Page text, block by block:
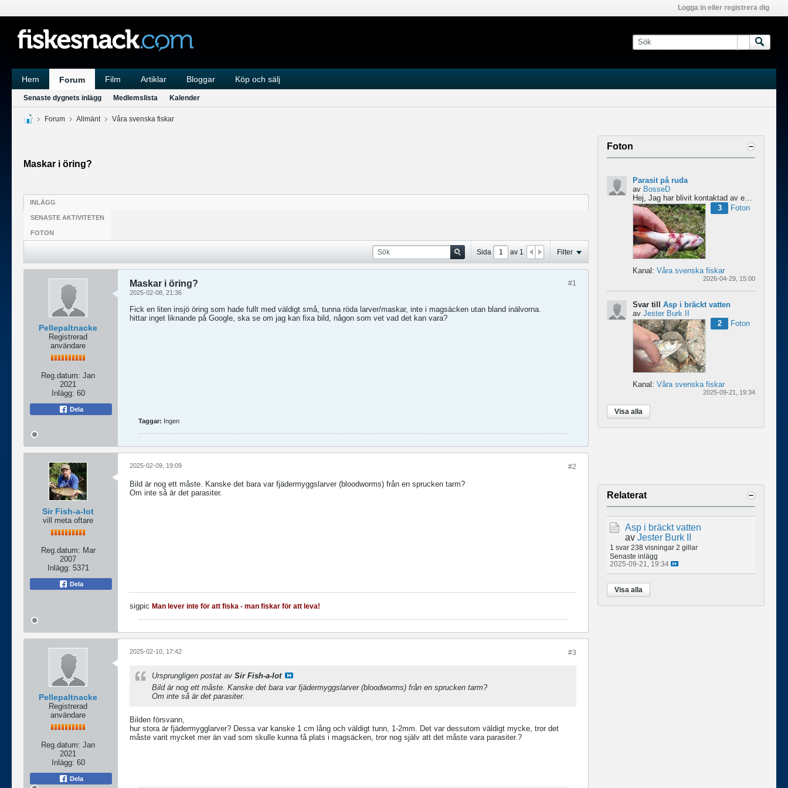
Logga in eller registrera dig
Hem Forum Film Artiklar Bloggar Köp och sälj
Senaste dygnets inlägg Medlemslista Kalender
Forum Allmänt Våra svenska fiskar
Maskar i öring?
INLÄGG
SENASTE AKTIVITETEN
FOTON
Sida av 1 Filter
Pellepaltnacke
Registrerad
användare
Reg.datum: Jan
2021
Inlägg: 60
Dela
#1
Maskar i öring?
2025-02-08, 21:36
Fick en liten insjö öring som hade fullt med väldigt små, tunna röda larver/maskar, inte i magsäcken utan bland inälvorna.
hittar inget liknande på Google, ska se om jag kan fixa bild, någon som vet vad det kan vara?
Taggar: Ingen
Sir Fish-a-lot
vill meta oftare
Reg.datum: Mar
2007
Inlägg: 5371
Dela
#2
2025-02-09, 19:09
Bild är nog ett måste. Kanske det bara var fjädermyggslarver (bloodworms) från en sprucken tarm?
Om inte så är det parasiter.
sigpic Man lever inte för att fiska - man fiskar för att leva!
Pellepaltnacke
Registrerad
användare
Reg.datum: Jan
2021
Inlägg: 60
Dela
#3
2025-02-10, 17:42
Ursprungligen postat av Sir Fish-a-lot
Bild är nog ett måste. Kanske det bara var fjädermyggslarver (bloodworms) från en sprucken tarm?
Om inte så är det parasiter.
Bilden försvann,
hur stora är fjädermygglarver? Dessa var kanske 1 cm lång och väldigt tunn, 1-2mm. Det var dessutom väldigt mycke, tror det
måste varit mycket mer än vad som skulle kunna få plats i magsäcken, tror nog själv att det måste vara parasiter.?
Foton
Parasit på ruda
av BosseD
Hej, Jag har blivit kontaktad av en forskare från Polen som är på jakt efter material av...
3
Foton
Kanal: Våra svenska fiskar
2026-04-29, 15:00
Svar till Asp i bräckt vatten
av Jester Burk II
2
Foton
Kanal: Våra svenska fiskar
2025-09-21, 19:34
Visa alla
Relaterat
Asp i bräckt vatten
av Jester Burk II
1 svar 238 visningar 2 gillar
Senaste inlägg
2025-09-21, 19:34
Visa alla